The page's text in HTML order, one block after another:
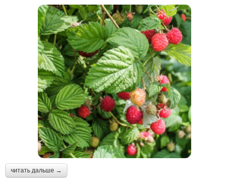
читать дальше →